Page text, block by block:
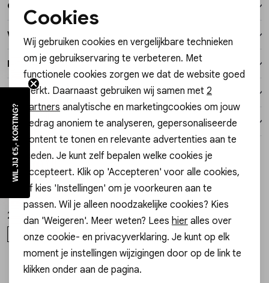
Vesten
Jassen
Lingerie
Over dit item
Winkelvoorraad
Kenmerken
Verzending / Ophalen in de winkel
Retourneren
Style dit met
My Jewellery
Bracelet chain mix charms MJ16590
27,99
1/2
15,99
OS
Noodzakelijke cookies
Personalisatie cookies
Analytische cookies
Marketing cookies
Cookies
Wij gebruiken cookies en vergelijkbare technieken
om je gebruikservaring te verbeteren. Met
functionele cookies zorgen we dat de website goed
werkt. Daarnaast gebruiken wij samen met 2
partners analytische en marketingcookies om jouw
gedrag anoniem te analyseren, gepersonaliseerde
content te tonen en relevante advertenties aan te
bieden. Je kunt zelf bepalen welke cookies je
accepteert. Klik op 'Accepteren' voor alle cookies,
of kies 'Instellingen' om je voorkeuren aan te
passen. Wil je alleen noodzakelijke cookies? Kies
dan 'Weigeren'. Meer weten? Lees hier alles over
onze cookie- en privacyverklaring. Je kunt op elk
moment je instellingen wijzigingen door op de link te
klikken onder aan de pagina.
WIL JIJ €5,- KORTING?